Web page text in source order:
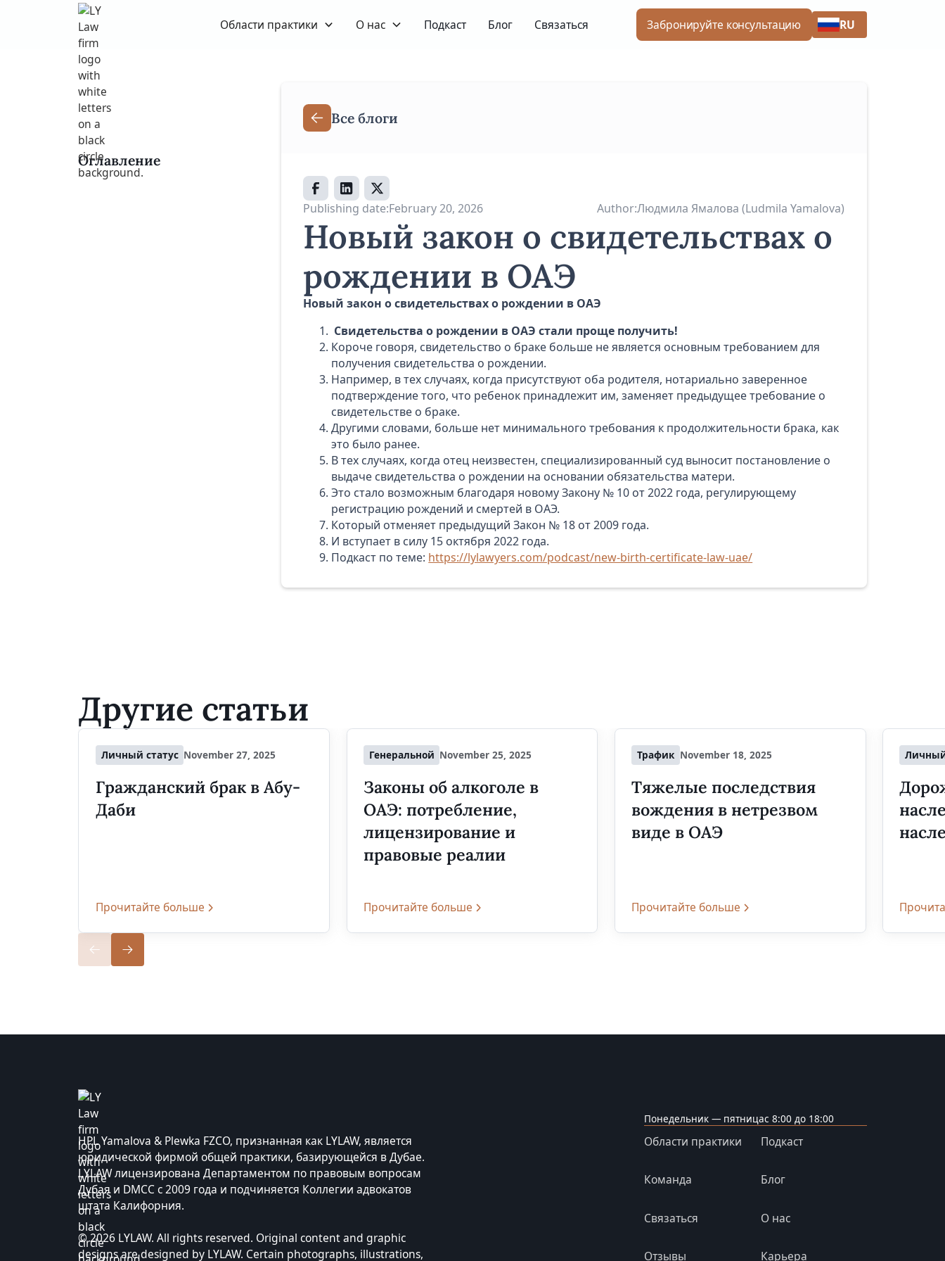
Области практики О нас Подкаст Блог Связаться Забронируйте консультацию RU
Оглавление
Все блоги
Publishing date:February 20, 2026 Author:Людмила Ямалова (Ludmila Yamalova)
Новый закон о свидетельствах о
рождении в ОАЭ
Новый закон о свидетельствах о рождении в ОАЭ
Свидетельства о рождении в ОАЭ стали проще получить!
Короче говоря, свидетельство о браке больше не является основным требованием для
получения свидетельства о рождении.
Например, в тех случаях, когда присутствуют оба родителя, нотариально заверенное
подтверждение того, что ребенок принадлежит им, заменяет предыдущее требование о
свидетельстве о браке.
Другими словами, больше нет минимального требования к продолжительности брака, как
это было ранее.
В тех случаях, когда отец неизвестен, специализированный суд выносит постановление о
выдаче свидетельства о рождении на основании обязательства матери.
Это стало возможным благодаря новому Закону № 10 от 2022 года, регулирующему
регистрацию рождений и смертей в ОАЭ.
Который отменяет предыдущий Закон № 18 от 2009 года.
И вступает в силу 15 октября 2022 года.
Подкаст по теме: https://lylawyers.com/podcast/new-birth-certificate-law-uae/
Другие статьи
Личный статус November 27, 2025
Гражданский брак в Абу-
Даби
Прочитайте больше
Генеральной November 25, 2025
Законы об алкоголе в
ОАЭ: потребление,
лицензирование и
правовые реалии
Прочитайте больше
Трафик November 18, 2025
Тяжелые последствия
вождения в нетрезвом
виде в ОАЭ
Прочитайте больше
Личный
HPL Yamalova & Plewka FZCO, признанная как LYLAW, является
юридической фирмой общей практики, базирующейся в Дубае.
LYLAW лицензирована Департаментом по правовым вопросам
Дубая и DMCC с 2009 года и подчиняется Коллегии адвокатов
штата Калифорния.
© 2026 LYLAW. All rights reserved. Original content and graphic
designs are designed by LYLAW. Certain photographs, illustrations,
Понедельник — пятницас 8:00 до 18:00
Области практики Подкаст
Команда Блог
Связаться О нас
Отзывы Карьера